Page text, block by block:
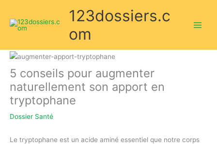
contenu
123dossiers.c
om
5 conseils pour augmenter
naturellement son apport en
tryptophane
Dossier Santé
Le tryptophane est un acide aminé essentiel que notre corps